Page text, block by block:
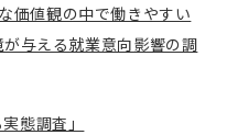
価値観の中で働きやすい
与える就業意向影響の調
態調査」